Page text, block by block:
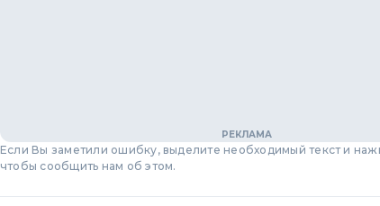
Если Вы заметили ошибку, выделите необходимый текст и
чтобы сообщить нам об этом.